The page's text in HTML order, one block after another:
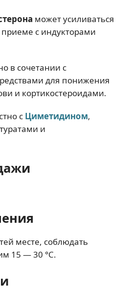
может усиливаться
с индукторами
в сочетании с
для понижения
и кортикостероидами.
с Циметидином,
и
месте, соблюдать
15 — 30 °С.